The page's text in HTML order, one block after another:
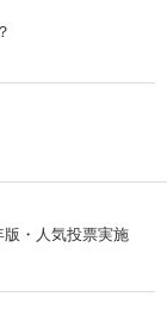
・人気投票実施